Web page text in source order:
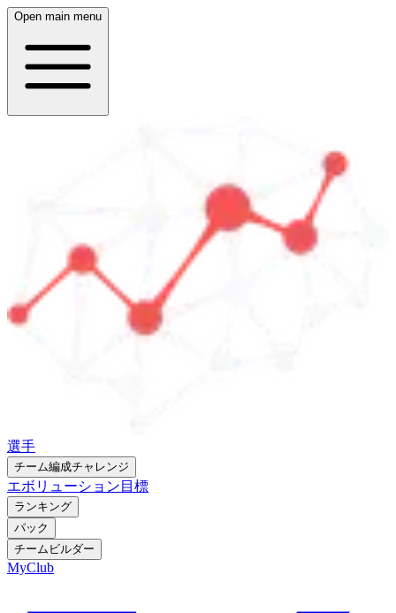
Open main menu
選手
チーム編成チャレンジ
エボリューション 目標
ランキング
パック
チームビルダー
MyClub